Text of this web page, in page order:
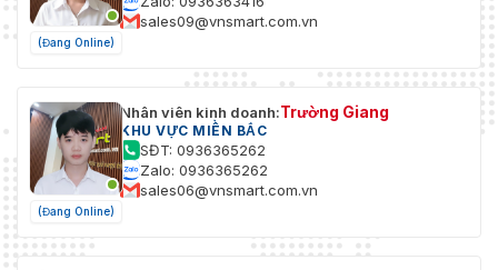
(Đang Online)
sales09@vnsmart.com.vn
(Đang Online)
Nhân viên kinh doanh:Trường Giang
KHU VỰC MIỀN BẮC
SĐT: 0936365262
Zalo: 0936365262
sales06@vnsmart.com.vn